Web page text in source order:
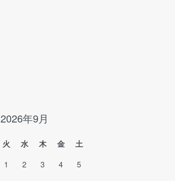
2026年9月
火 水 木 金 土
1 2 3 4 5